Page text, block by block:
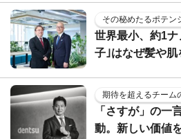
その秘めたるポテン
世界最小、約1
子｣はなぜ髪や肌
期待を超えるチーム
「さすが」の一
動。新しい価値